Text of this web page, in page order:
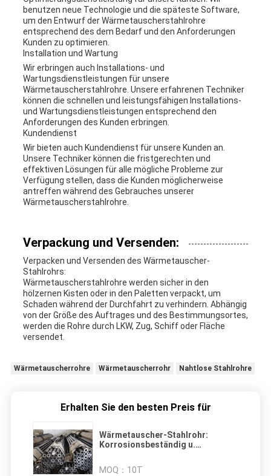
benutzen neue Technologie und die späteste Software,
um den Entwurf der Wärmetauscherstahlrohre
entsprechend des dem Bedarf und den Anforderungen
Kunden zu optimieren.
Installation und Wartung
Wir erbringen auch Installations- und
Wartungsdienstleistungen für unsere
Wärmetauscherstahlrohre. Unsere erfahrenen Techniker
können die schnellen und leistungsfähigen Installations-
und Wartungsdienstleistungen entsprechend den
Anforderungen des Kunden erbringen.
Kundendienst
Wir bieten auch Kundendienst für unsere Kunden an.
Unsere Techniker können die fristgerechten und
effektiven Lösungen für alle mögliche Probleme zur
Verfügung stellen, dass die Kunden möglicherweise
antreffen während des Gebrauches unserer
Wärmetauscherstahlrohre.
Verpackung und Versenden:
Verpacken und Versenden des Wärmetauscher-
Stahlrohrs:
Wärmetauscherstahlrohre werden sicher in den
hölzernen Kisten oder in den Paletten verpackt, um
Schaden während der Durchfahrt zu verhindern. Abhängig
von der Größe des Auftrages und des Bestimmungsortes,
werden die Rohre durch LKW, Zug, Schiff oder Fläche
versendet.
Wärmetauscherrohre Wärmetauscherrohr Nahtlose Stahlrohre
Erhalten Sie den besten Preis für
Wärmetauscher-Stahlrohr:
Korrosionsbeständig u.
MOQ： 10T